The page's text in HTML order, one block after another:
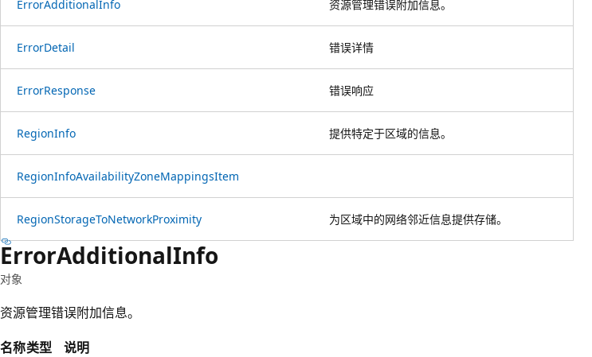
ErrorAdditional Info 资源管理错误附加信息。
ErrorDetail 错误详情
ErrorResponse 错误响应
RegionInfo 提供特定于区域的信息。
RegionInfoAvailabilityZoneMappingsItem
RegionStorageToNetworkProximity 为区域中的网络邻近信息提供存储。
ErrorAdditionalInfo
对象
资源管理错误附加信息。
名称类型
说明